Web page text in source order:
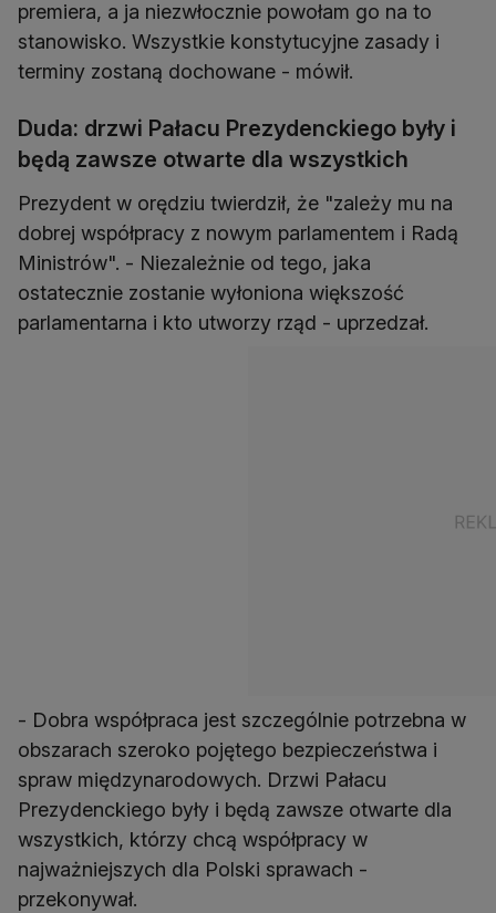
premiera, a ja niezwłocznie powołam go na to
stanowisko. Wszystkie konstytucyjne zasady i
terminy zostaną dochowane - mówił.
Duda: drzwi Pałacu Prezydenckiego były i
będą zawsze otwarte dla wszystkich
Prezydent w orędziu twierdził, że "zależy mu na
dobrej współpracy z nowym parlamentem i Radą
Ministrów". - Niezależnie od tego, jaka
ostatecznie zostanie wyłoniona większość
parlamentarna i kto utworzy rząd - uprzedzał.
- Dobra współpraca jest szczególnie potrzebna w
obszarach szeroko pojętego bezpieczeństwa i
spraw międzynarodowych. Drzwi Pałacu
Prezydenckiego były i będą zawsze otwarte dla
wszystkich, którzy chcą współpracy w
najważniejszych dla Polski sprawach -
przekonywał.